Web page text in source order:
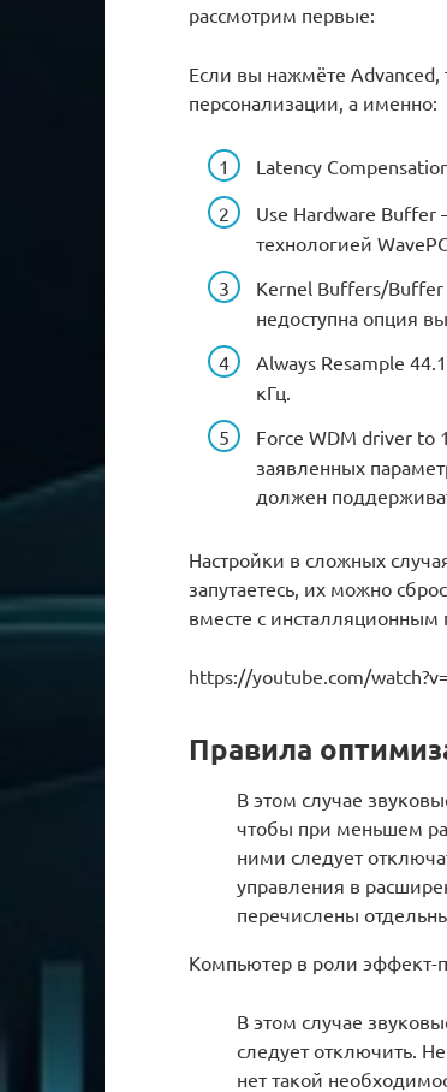
рассмотрим первые:
Если вы нажмёте
персонализации, а именно:
Latency
Use Hardware Buffer
технологией
Kernel Buffers/Buffer
недоступна опция
Always Resample
кГц.
Force WDM driver to
заявленных
должен
Настройки в сложных
запутаетесь, их можно
вместе с инсталляционным
https://youtube.com/
Правила
В этом случае
чтобы при меньшем
ними следует
управления в
перечислены
Компьютер в роли эффект-
В этом случае
следует отключить.
нет такой